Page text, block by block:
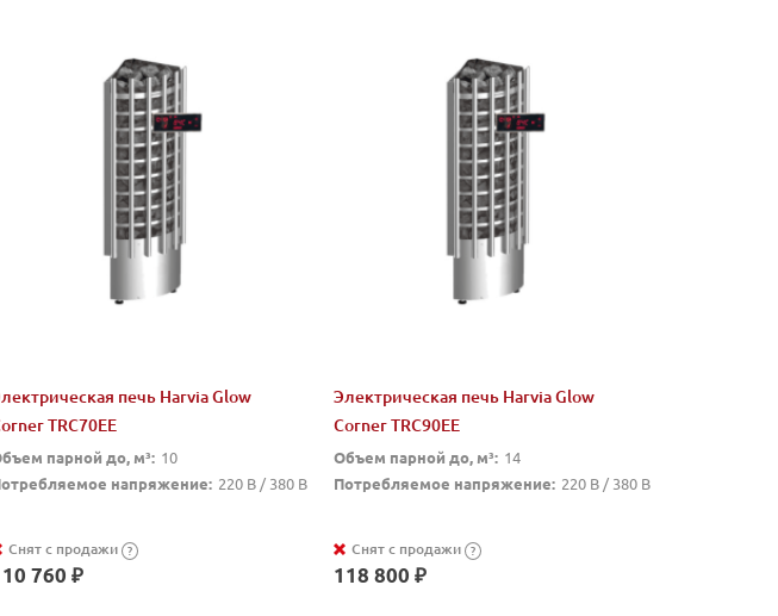
печь Harvia Glow
TRC70EE
парной до, м³: 10
напряжение: 220 В / 380 В
Снят с продажи ?
760 ₽
Электрическая печь Harvia Glow
Corner TRC90EE
Объем парной до, м³: 14
Потребляемое напряжение: 220 В / 380 В
Снят с продажи ?
118 800 ₽